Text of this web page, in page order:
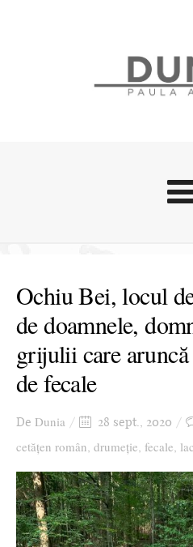
Ochiu Bei, locul
de doamnele,
grijulii care
de fecale
De Dunia 28 sept., 2020
cetățen român, drumeție, fecale, lac